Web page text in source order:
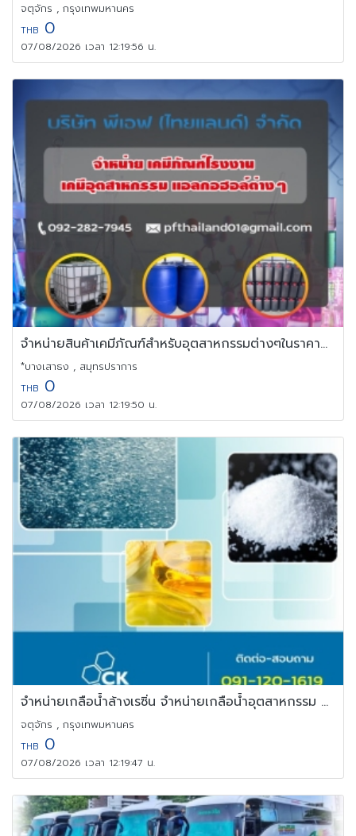
จตุจักร , กรุงเทพมหานคร
THB 0
07/08/2026 เวลา 12:19:56 น.
จำหน่ายสินค้าเคมีภัณฑ์สำหรับอุตสาหกรรมต่างๆในราคาถูกจากโรงงาน
*บางเสาธง , สมุทรปราการ
THB 0
07/08/2026 เวลา 12:19:50 น.
จำหน่ายเกลือน้ำล้างเรซิ่น จำหน่ายเกลือน้ำอุตสาหกรรม จำหน่ายเกลือ
จตุจักร , กรุงเทพมหานคร
THB 0
07/08/2026 เวลา 12:19:47 น.